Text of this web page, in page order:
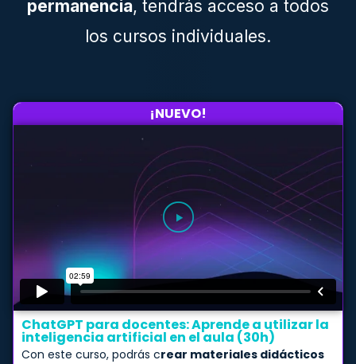
permanencia, tendrás acceso a todos
los cursos individuales.
¡NUEVO!
ChatGPT para docentes: Aprende a utilizar la
inteligencia artificial en el aula (30h)
Con este curso, podrás crear materiales didácticos